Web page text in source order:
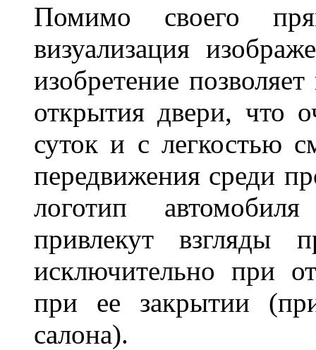
Помимо своего
визуализация
изобретение
открытия двери, что
суток и с легкостью
передвижения среди
логотип
привлекут взгляды
исключительно при
при ее закрытии
салона).